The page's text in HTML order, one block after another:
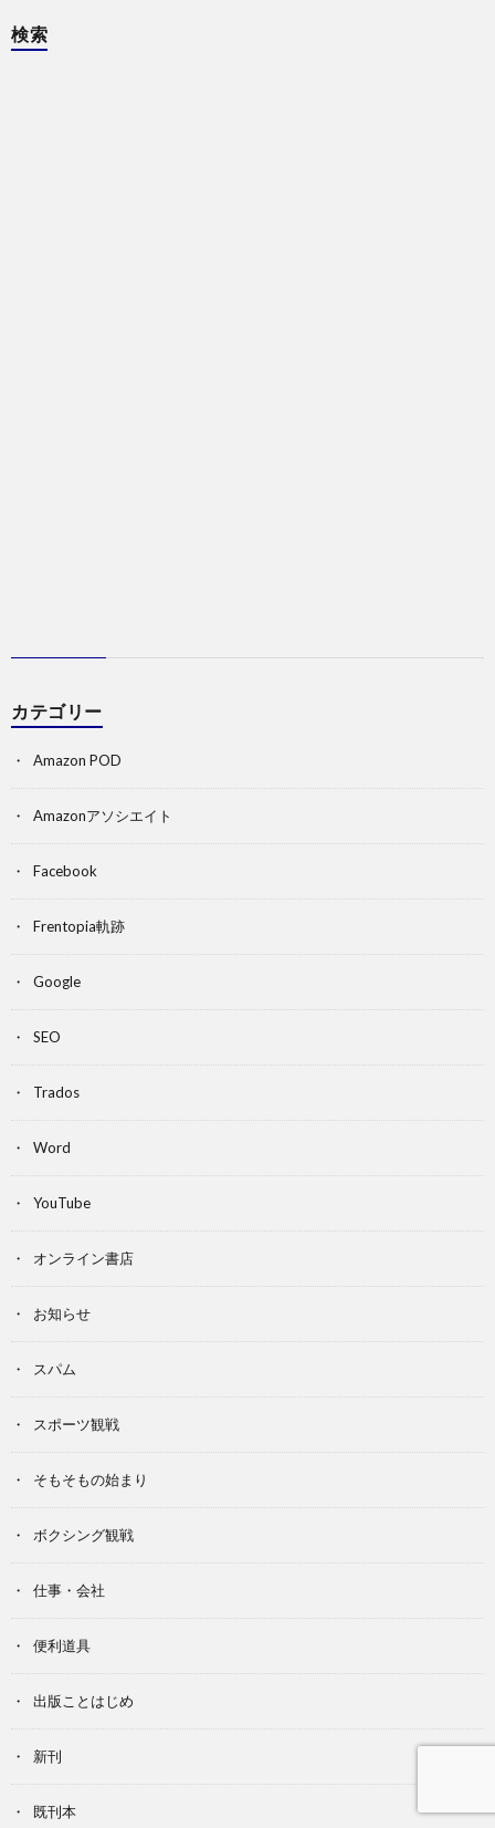
検索
カテゴリー
Amazon POD
Amazonアソシエイト
Facebook
Frentopia軌跡
Google
SEO
Trados
Word
YouTube
オンライン書店
お知らせ
スパム
スポーツ観戦
そもそもの始まり
ボクシング観戦
仕事・会社
便利道具
出版ことはじめ
新刊
既刊本